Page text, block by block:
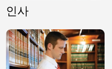
인사